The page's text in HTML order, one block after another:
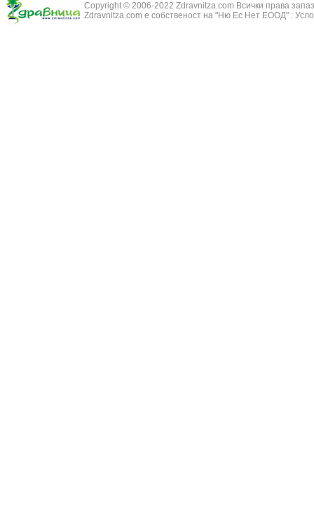
Copyright © 2006-2022 Zdravnitza.com Всички права
Zdravnitza.com е собственост на "Ню Ес Нет ЕООД" :